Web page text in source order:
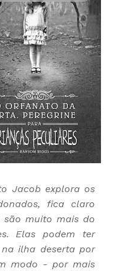
Jacob explora os
fica claro
muito mais do
Elas podem ter
ilha deserta por
modo - por mais